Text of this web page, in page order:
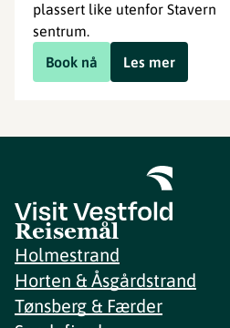
plassert like utenfor Stavern
sentrum.
Book nå
Les mer
Reisemål
Holmestrand
Horten & Åsgårdstrand
Tønsberg & Færder